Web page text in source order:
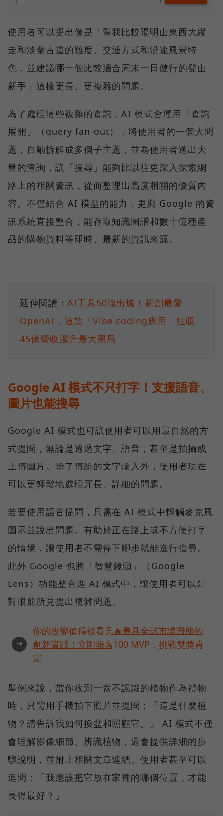
使用者可以提出像是「幫我比較陽明山東西大縱
走和淡蘭古道的難度、交通方式和沿途風景特
色，並建議哪一個比較適合周末一日健行的登山
新手」這樣更長、更複雜的問題。
為了處理這些複雜的查詢，AI 模式會運用「查詢
展開」（query fan-out），將使用者的一個大問
題，自動拆解成多個子主題，並為使用者送出大
量的查詢，讓「搜尋」能夠比以往更深入探索網
路上的相關資訊，從而整理出高度相關的優質內
容。不僅結合 AI 模型的能力，更與 Google 的資
訊系統直接整合，能存取知識圖譜和數十億種產
品的購物資料等即時、最新的資訊來源。
延伸閱讀： AI工具50強出爐！新創最愛
OpenAI，這款「Vibe coding應用」狂吸
45億營收躍升最大黑馬
Google AI 模式不只打字！支援語音、
圖片也能搜尋
Google AI 模式也可讓使用者可以用最自然的方
式提問，無論是透過文字、語音，甚至是拍攝或
上傳圖片。除了傳統的文字輸入外，使用者現在
可以更輕鬆地處理冗長、詳細的問題。
若要使用語音提問，只需在 AI 模式中輕觸麥克風
圖示並說出問題。有助於正在路上或不方便打字
的情境，讓使用者不需停下腳步就能進行搜尋。
此外 Google 也將「智慧鏡頭」（Google
Lens）功能整合進 AI 模式中，讓使用者可以針
對眼前所見提出複雜問題。
➜
你的改變值得被看見🔥最具全球市場潛能的
創新實踐！立即報名100 MVP，挑戰雙獎肯
定
舉例來說，當你收到一盆不認識的植物作為禮物
時，只需用手機拍下照片並提問：「這是什麼植
物？請告訴我如何換盆和照顧它。」 AI 模式不僅
會理解影像細節、辨識植物，還會提供詳細的步
驟說明，並附上相關文章連結。使用者甚至可以
追問：「我應該把它放在家裡的哪個位置，才能
長得最好？」